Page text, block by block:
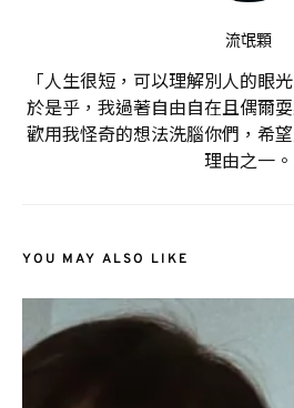
流氓顆
「人生很短，可以理解別人的眼
於是乎，我過著自由自在且偶爾
歡用我怪奇的想法洗腦你們，希
理由之一。
YOU MAY ALSO LIKE